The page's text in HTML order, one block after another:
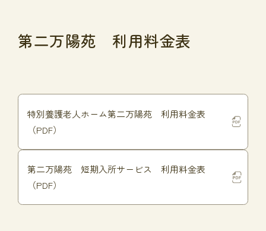
第二万陽苑 利用料金表
特別養護老人ホーム第二万陽苑 利用料金表
（PDF）
第二万陽苑 短期入所サービス 利用料金表
（PDF）